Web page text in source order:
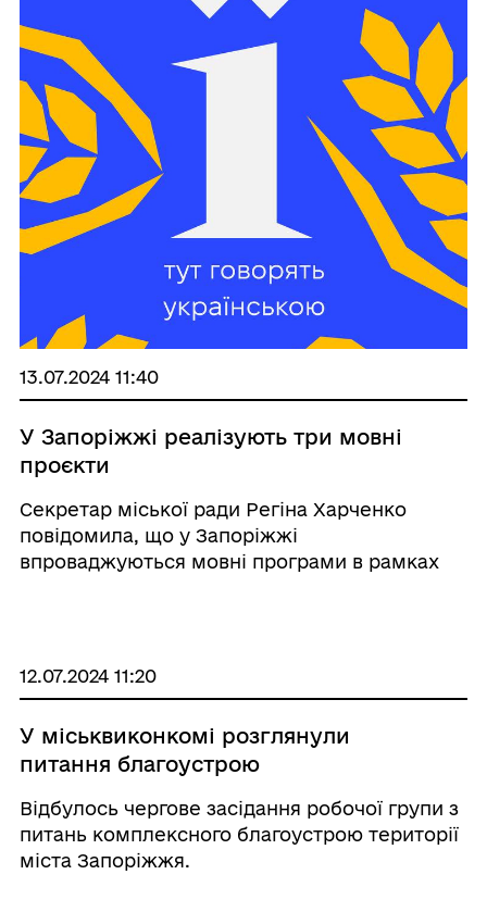
13.07.2024 11:40
У Запоріжжі реалізують три мовні
проєкти
Секретар міської ради Регіна Харченко
повідомила, що у Запоріжжі
впроваджуються мовні програми в рамках
підрозділів міської рад ...
12.07.2024 11:20
У міськвиконкомі розглянули
питання благоустрою
Відбулось чергове засідання робочої групи з
питань комплексного благоустрою території
міста Запоріжжя.